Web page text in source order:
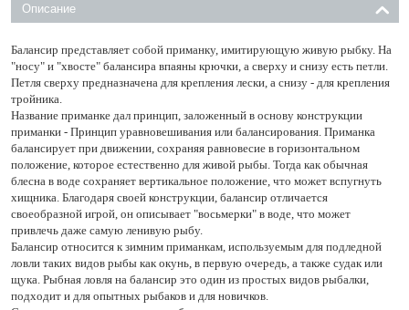
Описание
Балансир представляет собой приманку, имитирующую живую рыбку. На
"носу" и "хвосте" балансира впаяны крючки, а сверху и снизу есть петли.
Петля сверху предназначена для крепления лески, а снизу - для крепления
тройника.
Название приманке дал принцип, заложенный в основу конструкции
приманки - Принцип уравновешивания или балансирования. Приманка
балансирует при движении, сохраняя равновесие в горизонтальном
положение, которое естественно для живой рыбы. Тогда как обычная
блесна в воде сохраняет вертикальное положение, что может вспугнуть
хищника. Благодаря своей конструкции, балансир отличается
своеобразной игрой, он описывает "восьмерки" в воде, что может
привлечь даже самую ленивую рыбу.
Балансир относится к зимним приманкам, используемым для подледной
ловли таких видов рыбы как окунь, в первую очередь, а также судак или
щука. Рыбная ловля на балансир это один из простых видов рыбалки,
подходит и для опытных рыбаков и для новичков.